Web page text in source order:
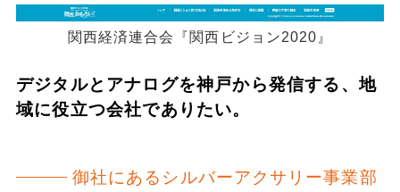
関西経済連合会『関西ビジョン2020』
デジタルとアナログを神戸から発信する、地
域に役立つ会社でありたい。
御社にあるシルバーアクサリー事業部